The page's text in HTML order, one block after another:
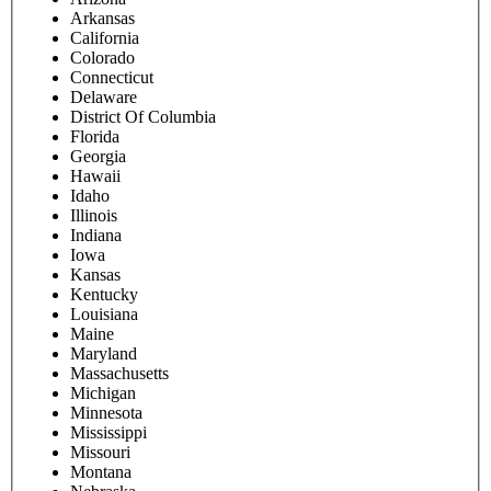
Arkansas
California
Colorado
Connecticut
Delaware
District Of Columbia
Florida
Georgia
Hawaii
Idaho
Illinois
Indiana
Iowa
Kansas
Kentucky
Louisiana
Maine
Maryland
Massachusetts
Michigan
Minnesota
Mississippi
Missouri
Montana